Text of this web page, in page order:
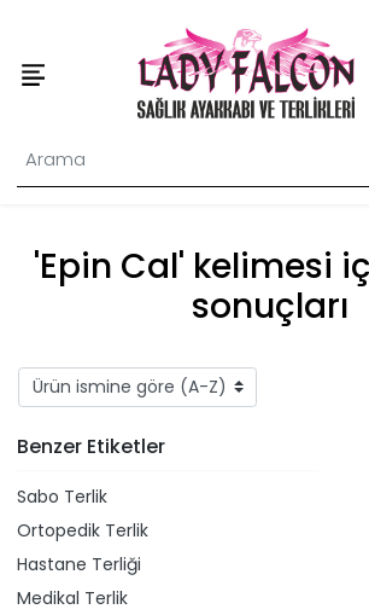
'Epin Cal' kelimesi
sonuçları
Benzer Etiketler
Sabo Terlik
Ortopedik Terlik
Hastane Terliği
Medikal Terlik